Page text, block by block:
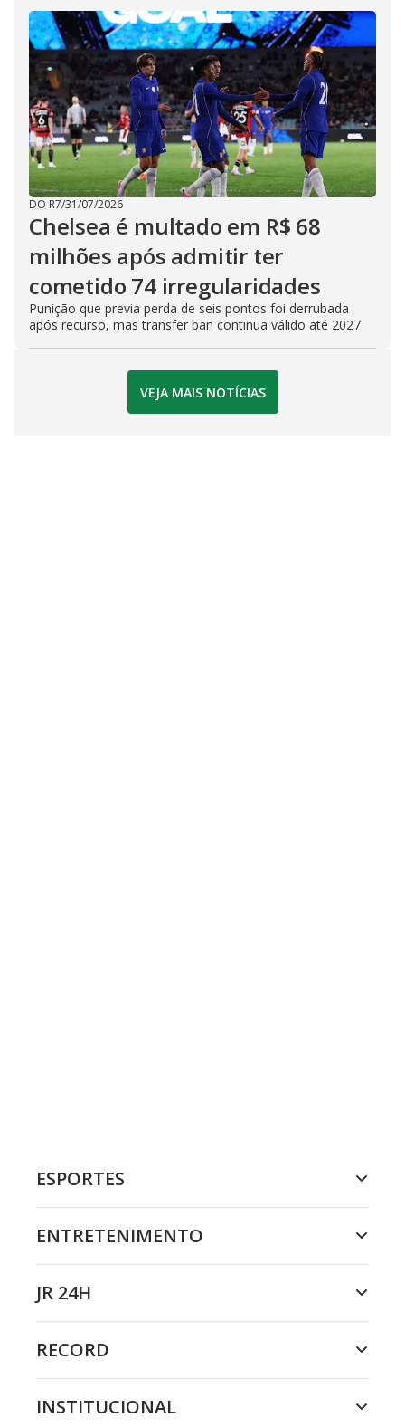
DO R7/31/07/2026
Chelsea é multado em R$ 68
milhões após admitir ter
cometido 74 irregularidades
Punição que previa perda de seis pontos foi derrubada
após recurso, mas transfer ban continua válido até 2027
VEJA MAIS NOTÍCIAS
ESPORTES
ENTRETENIMENTO
JR 24H
RECORD
INSTITUCIONAL